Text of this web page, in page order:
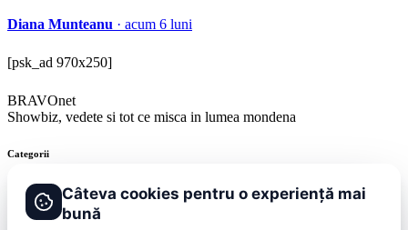
Diana Munteanu · acum 6 luni
[psk_ad 970x250]
BRAVOnet
Showbiz, vedete si tot ce misca in lumea mondena
Categorii
StiriShowbizPublicitateLifestyleHealth & BeautyCasa si Gradina
Câteva cookies pentru o experiență mai
bună